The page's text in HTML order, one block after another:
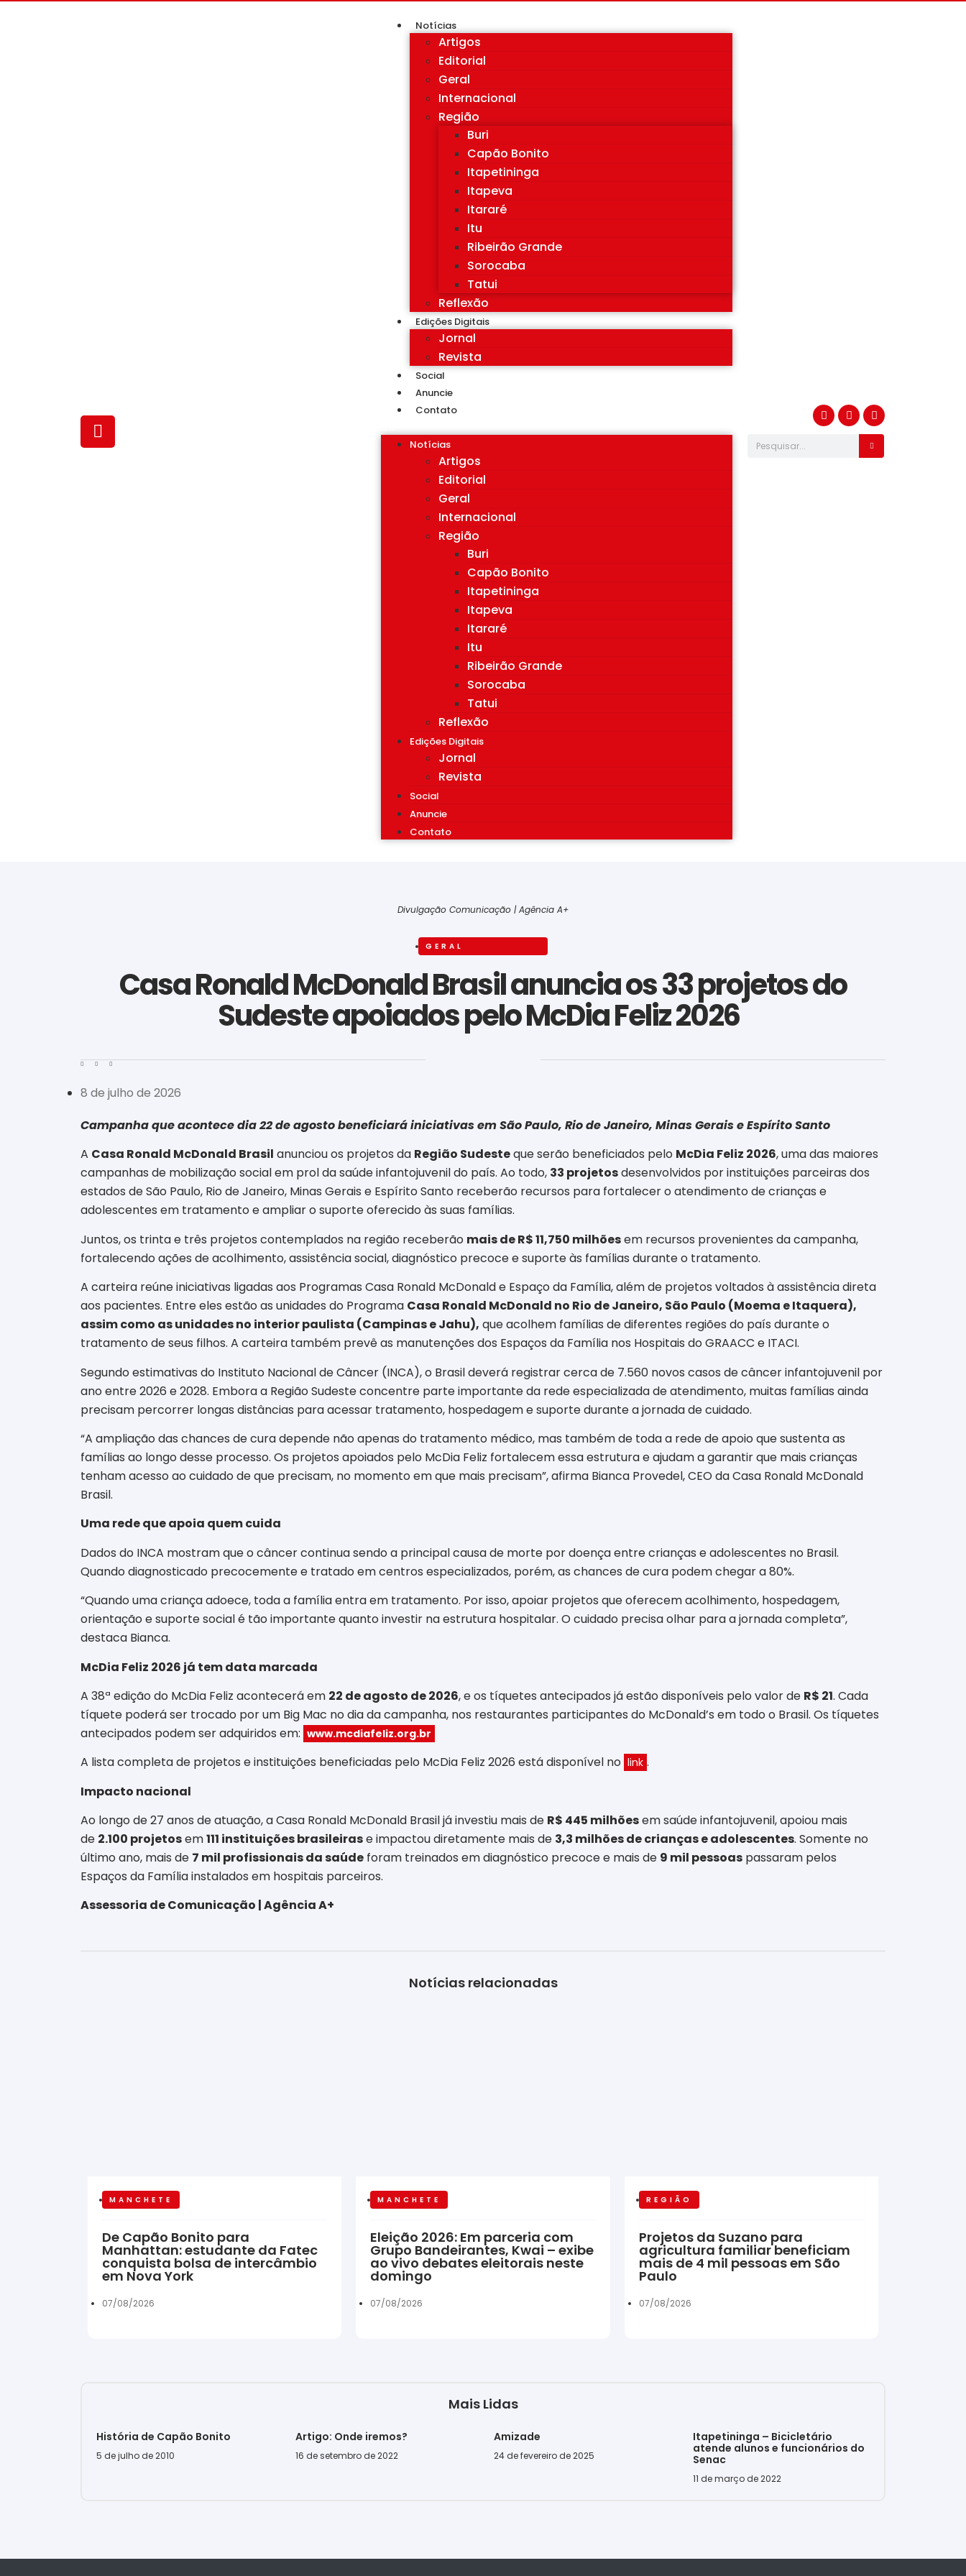
Notícias
Artigos
Editorial
Geral
Internacional
Região
Buri
Capão Bonito
Itapetininga
Itapeva
Itararé
Itu
Ribeirão Grande
Sorocaba
Tatui
Reflexão
Edições Digitais
Jornal
Revista
Social
Anuncie
Contato
Notícias
Artigos
Editorial
Geral
Internacional
Região
Buri
Capão Bonito
Itapetininga
Itapeva
Itararé
Itu
Ribeirão Grande
Sorocaba
Tatui
Reflexão
Edições Digitais
Jornal
Revista
Social
Anuncie
Contato
Divulgação Comunicação | Agência A+
GERAL
Casa Ronald McDonald Brasil anuncia os 33 projetos do
Sudeste apoiados pelo McDia Feliz 2026
8 de julho de 2026
Campanha que acontece dia 22 de agosto beneficiará iniciativas em São Paulo, Rio de Janeiro, Minas Gerais e Espírito Santo
A Casa Ronald McDonald Brasil anunciou os projetos da Região Sudesteque serão beneficiados pelo McDia Feliz 2026, uma das maiores
campanhas de mobilização social em prol da saúde infantojuvenil do país. Ao todo, 33 projetosdesenvolvidos por instituições parceiras dos
estados de São Paulo, Rio de Janeiro, Minas Gerais e Espírito Santo receberão recursos para fortalecer o atendimento de crianças e
adolescentes em tratamento e ampliar o suporte oferecido às suas famílias.
Juntos, os trinta e três projetos contemplados na região receberão mais de R$ 11,750 milhõesem recursos provenientes da campanha,
fortalecendo ações de acolhimento, assistência social, diagnóstico precoce e suporte às famílias durante o tratamento.
A carteira reúne iniciativas ligadas aos Programas Casa Ronald McDonald e Espaço da Família, além de projetos voltados à assistência direta
aos pacientes. Entre eles estão as unidades do Programa Casa Ronald McDonald no Rio de Janeiro, São Paulo (Moema e Itaquera),
assim como as unidades no interior paulista (Campinas e Jahu), que acolhem famílias de diferentes regiões do país durante o
tratamento de seus filhos. A carteira também prevê as manutenções dos Espaços da Família nos Hospitais do GRAACC e ITACI.
Segundo estimativas do Instituto Nacional de Câncer (INCA), o Brasil deverá registrar cerca de 7.560 novos casos de câncer infantojuvenil por
ano entre 2026 e 2028. Embora a Região Sudeste concentre parte importante da rede especializada de atendimento, muitas famílias ainda
precisam percorrer longas distâncias para acessar tratamento, hospedagem e suporte durante a jornada de cuidado.
“A ampliação das chances de cura depende não apenas do tratamento médico, mas também de toda a rede de apoio que sustenta as
famílias ao longo desse processo. Os projetos apoiados pelo McDia Feliz fortalecem essa estrutura e ajudam a garantir que mais crianças
tenham acesso ao cuidado de que precisam, no momento em que mais precisam”, afirma Bianca Provedel, CEO da Casa Ronald McDonald
Brasil.
Uma rede que apoia quem cuida
Dados do INCA mostram que o câncer continua sendo a principal causa de morte por doença entre crianças e adolescentes no Brasil.
Quando diagnosticado precocemente e tratado em centros especializados, porém, as chances de cura podem chegar a 80%.
“Quando uma criança adoece, toda a família entra em tratamento. Por isso, apoiar projetos que oferecem acolhimento, hospedagem,
orientação e suporte social é tão importante quanto investir na estrutura hospitalar. O cuidado precisa olhar para a jornada completa”,
destaca Bianca.
McDia Feliz 2026 já tem data marcada
A 38ª edição do McDia Feliz acontecerá em 22 de agosto de 2026, e os tíquetes antecipados já estão disponíveis pelo valor de R$ 21. Cada
tíquete poderá ser trocado por um Big Mac no dia da campanha, nos restaurantes participantes do McDonald’s em todo o Brasil. Os tíquetes
antecipados podem ser adquiridos em: www.mcdiafeliz.org.br
A lista completa de projetos e instituições beneficiadas pelo McDia Feliz 2026 está disponível no link .
Impacto nacional
Ao longo de 27 anos de atuação, a Casa Ronald McDonald Brasil já investiu mais de R$ 445 milhõesem saúde infantojuvenil, apoiou mais
de 2.100 projetosem111 instituições brasileirase impactou diretamente mais de 3,3 milhões de crianças e adolescentes. Somente no
último ano, mais de 7 mil profissionais da saúde foram treinados em diagnóstico precoce e mais de 9 mil pessoas passaram pelos
Espaços da Família instalados em hospitais parceiros.
Assessoria de Comunicação | Agência A+
Notícias relacionadas
MANCHETE
De Capão Bonito para
Manhattan: estudante da Fatec
conquista bolsa de intercâmbio
em Nova York
07/08/2026
MANCHETE
Eleição 2026: Em parceria com
Grupo Bandeirantes, Kwai – exibe
ao vivo debates eleitorais neste
domingo
07/08/2026
REGIÃO
Projetos da Suzano para
agricultura familiar beneficiam
mais de 4 mil pessoas em São
Paulo
07/08/2026
Mais Lidas
História de Capão Bonito
5 de julho de 2010
Artigo: Onde iremos?
16 de setembro de 2022
Amizade
24 de fevereiro de 2025
Itapetininga – Bicicletário
atende alunos e funcionários do
Senac
11 de março de 2022